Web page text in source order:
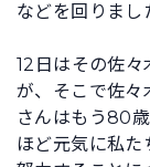
などを回りまし
12日はその佐
が、そこで佐々
さんはもう80
ほど元気に私た